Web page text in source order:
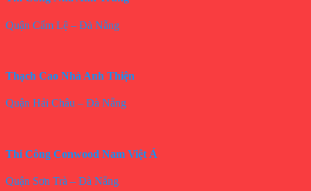
Quận Cẩm Lệ – Đà Nẵng
Thạch Cao Nhà Anh Thiện
Quận Hải Châu – Đà Nẵng
Thi Công Conwood Nam Việt Á
Quận Sơn Trà – Đà Nẵng